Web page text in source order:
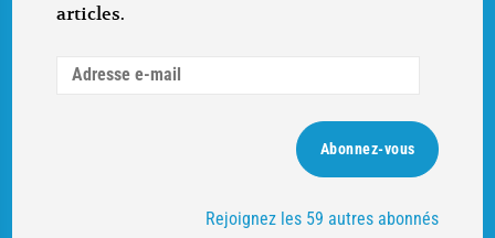
articles.
Adresse
Abonnez-vous
Rejoignez les 59 autres abonnés